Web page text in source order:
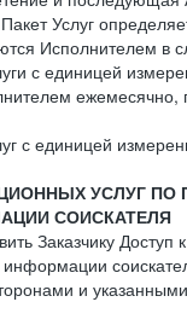
Услуг
Исполнителем в
с единицей
с единицей
УСЛУГ
СОИСКАТЕЛЯ
Заказчику
и